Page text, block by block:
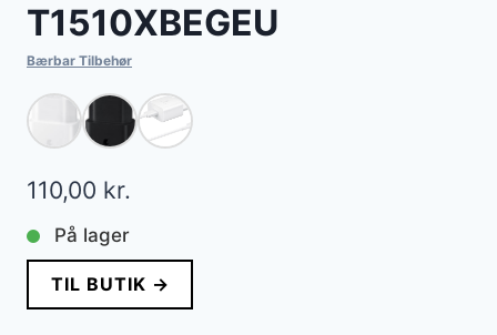
T1510XBEGEU
Bærbar Tilbehør
110,00 kr.
På lager
TIL BUTIK →